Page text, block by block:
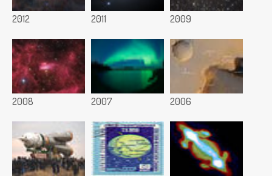
2012 2011 2009
2008 2007 2006